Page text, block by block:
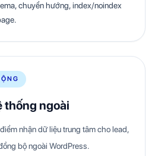
chuyển hướng, index/noindex
thống ngoài
nhận dữ liệu trung tâm cho lead,
bộ ngoài WordPress.